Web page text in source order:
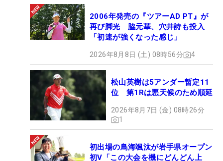
2006年発売の『ツアーAD PT』が
再び脚光 脇元華、穴井詩も投入
「初速が強くなった感じ」
2026年8月8日 (土) 08時56分 4
松山英樹は5アンダー暫定11
位 第1Rは悪天候のため順延
2026年8月7日 (金) 08時26分
1
初出場の鳥海颯汰が岩手県オープン
初V「この大会を機にどんどん上